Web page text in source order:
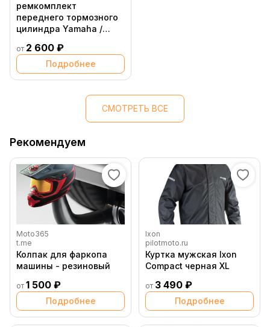
ремкомплект
переднего тормозного
цилиндра Yamaha /
от 2 600 ₽
Подробнее
СМОТРЕТЬ ВСЕ
Рекомендуем
Moto365
t.me
Колпак для фаркопа
машины - резиновый
от 1 500 ₽
Подробнее
Ixon
pilotmoto.ru
Куртка мужская Ixon
Compact черная XL
от 3 490 ₽
Подробнее